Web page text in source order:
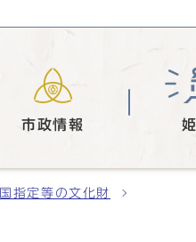
市政情報
国指定等の文化財